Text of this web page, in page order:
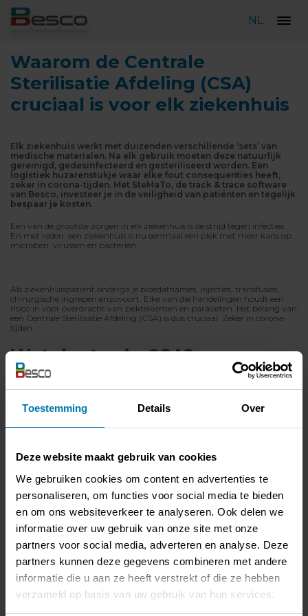
Toestemming Details Over
Deze website maakt gebruik van cookies
We gebruiken cookies om content en advertenties te
personaliseren, om functies voor social media te bieden
en om ons websiteverkeer te analyseren. Ook delen we
informatie over uw gebruik van onze site met onze
partners voor social media, adverteren en analyse. Deze
partners kunnen deze gegevens combineren met andere
informatie die u aan ze heeft verstrekt of die ze hebben
verzameld op basis van uw gebruik van hun services.
NL
Waarom de Centrale
Sterilisatie Afdeling (CSA)
cruciaal is voor elk ziekenhuis
Elk ziekenhuis werkt met duizenden verschillende ‘sets’ van
medische materialen. Na elk gebruik moeten deze natuurlijk
gereinigd, gedesinfecteerd en gesteriliseerd worden. Een
logistiek huzarenstukje waar elke fout consequenties heeft,
zeker in corona-tijden. Met SteMaTo, de track & trace software
van Besco, investeer je in de veiligheid van patiënten en tegelijk
bespaar je kosten.
Eén van de grootste zorgen in elk ziekenhuis is de strijd tegen infecties.
En met reden: een ziekenhuis is nu eenmaal een plek met meer kans op
microben, virussen en bacteriën.
Als ziekenhuispatiënt onderga je bloedafnames, injecties, transfusies,
chirurgische ingrepen enzovoort. Elke van die handelingen houdt een
risico in voor overdracht van ziektekiemen en parasieten. Het belang van
een Centrale Sterilisatie Afdeling (CSA) is dus cruciaal. Zeker in corona-
tijden.
Wat doet zo’n CSA?
Een middelgroot ziekenhuis verwerkt ongeveer 200 tot 250 ‘sets’ van
medisch materieel per dag. Na het gebruik van medische instrumenten,
gesteriliseerd. Dit voorkomt dat de volgende patiënt waarop het
uit de voorgaande operatie of procedure. En ook heel wat andere